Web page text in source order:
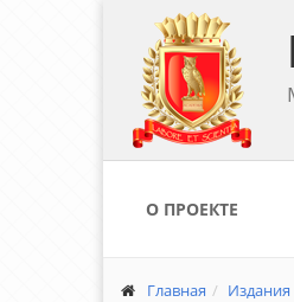
О ПРОЕКТЕ
Главная Издания